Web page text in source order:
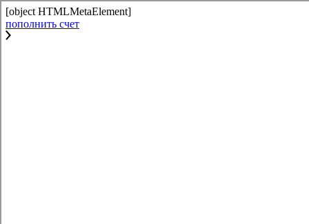
[object HTMLMetaElement]
пополнить счет